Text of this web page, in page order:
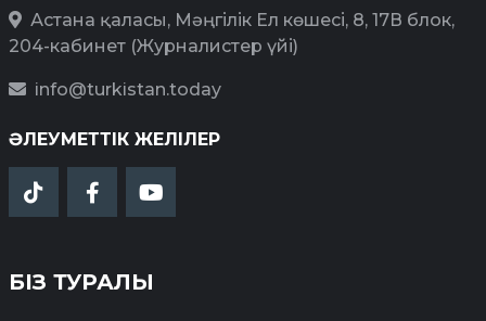
Астана қаласы, Мәңгілік Ел көшесі, 8, 17В блок,
204-кабинет (Журналистер үйі)
info@turkistan.today
ӘЛЕУМЕТТІК ЖЕЛІЛЕР
БІЗ ТУРАЛЫ